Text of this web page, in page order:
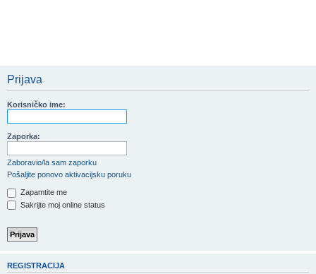
Prijava
Korisničko ime:
Zaporka:
Zaboravio/la sam zaporku
Pošaljite ponovo aktivacijsku poruku
Zapamtite me
Sakrijte moj online status
REGISTRACIJA